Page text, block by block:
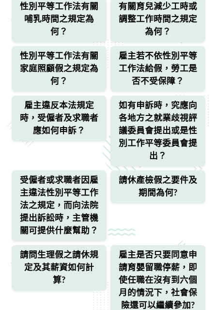
性別平等工作法有關
哺乳時間之規定為
何？
有關育兒減少工時或
調整工作時間之規定
為何？
性別平等工作法有關
家庭照顧假之規定為
何？
雇主若不依性別平等
工作法給假，勞工是
否不受保障？
雇主違反本法規定
時，受僱者及求職者
應如何申訴？
如有申訴時，究應向
各地方之就業歧視評
議委員會提出或是性
別工作平等委員會提
出？
受僱者或求職者因雇
主違法性別平等工作
法之規定，而向法院
提出訴訟時，主管機
關可提供什麼幫助？
請休產檢假之要件及
期間為何?
請問生理假之請休規
定及其薪資如何計
算?
雇主是否只要同意申
請育嬰留職停薪，即
使任職在沒有到六個
月的情況下，社會保
險還可以繼續參加?